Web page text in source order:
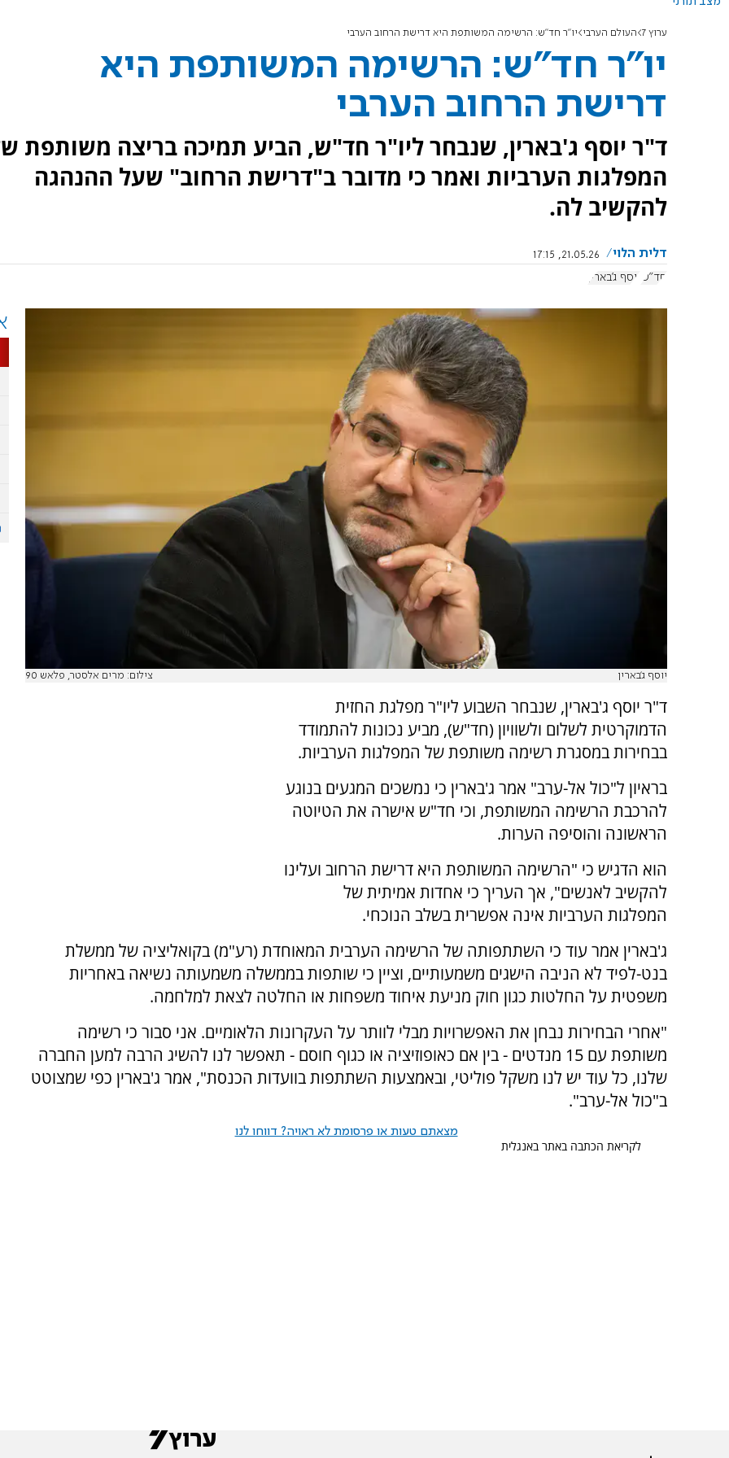
ערוץ 7 העולם הערבי יו"ר חד"ש: הרשימה המשותפת היא דרישת הרחוב הערבי
יו"ר חד"ש: הרשימה המשותפת היא
דרישת הרחוב הערבי
ד"ר יוסף ג'בארין, שנבחר ליו"ר חד"ש, הביע תמיכה בריצה משותפת
המפלגות הערביות ואמר כי מדובר ב"דרישת הרחוב" שעל ההנהגה
להקשיב לה.
דלית הלוי
21.05.26, 17:15
חד"ש
יוסף ג'בארין
יוסף ג'בארין צילום: מרים אלסטר, פלאש 90
ד"ר יוסף ג'בארין, שנבחר השבוע ליו"ר מפלגת החזית
הדמוקרטית לשלום ולשוויון (חד"ש), מביע נכונות להתמודד
בבחירות במסגרת רשימה משותפת של המפלגות הערביות.
בראיון ל"כול אל-ערב" אמר ג'בארין כי נמשכים המגעים בנוגע
להרכבת הרשימה המשותפת, וכי חד"ש אישרה את הטיוטה
הראשונה והוסיפה הערות.
הוא הדגיש כי "הרשימה המשותפת היא דרישת הרחוב ועלינו
להקשיב לאנשים", אך העריך כי אחדות אמיתית של
המפלגות הערביות אינה אפשרית בשלב הנוכחי.
ג'בארין אמר עוד כי השתתפותה של הרשימה הערבית המאוחדת (רע"מ) בקואליציה של ממשלת
בנט-לפיד לא הניבה הישגים משמעותיים, וציין כי שותפות בממשלה משמעותה נשיאה באחריות
משפטית על החלטות כגון חוק מניעת איחוד משפחות או החלטה לצאת למלחמה.
"אחרי הבחירות נבחן את האפשרויות מבלי לוותר על העקרונות הלאומיים. אני סבור כי רשימה
משותפת עם 15 מנדטים - בין אם כאופוזיציה או כגוף חוסם - תאפשר לנו להשיג הרבה למען החברה
שלנו, כל עוד יש לנו משקל פוליטי, ובאמצעות השתתפות בוועדות הכנסת", אמר ג'בארין כפי שמצוטט
ב"כול אל-ערב".
מצאתם טעות או פרסומת לא ראויה? דווחו לנו
לקריאת הכתבה באתר באנגלית